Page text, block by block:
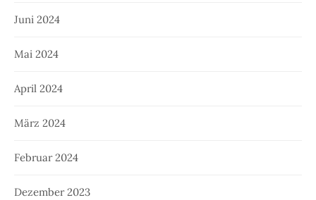
Juni 2024
Mai 2024
April 2024
März 2024
Februar 2024
Dezember 2023